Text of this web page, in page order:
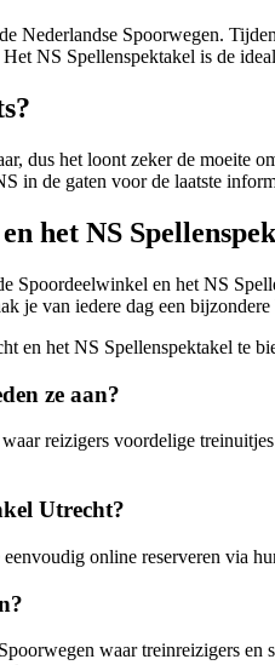
Nederlandse Spoorwegen.
NS Spellenspektakel is de
dus het loont zeker de moeite
in de gaten voor de laatste
het NS
en het NS
je van iedere dag een
en het NS Spellenspektakel te
ze aan?
reizigers voordelige
Utrecht?
online reserveren via
waar treinreizigers